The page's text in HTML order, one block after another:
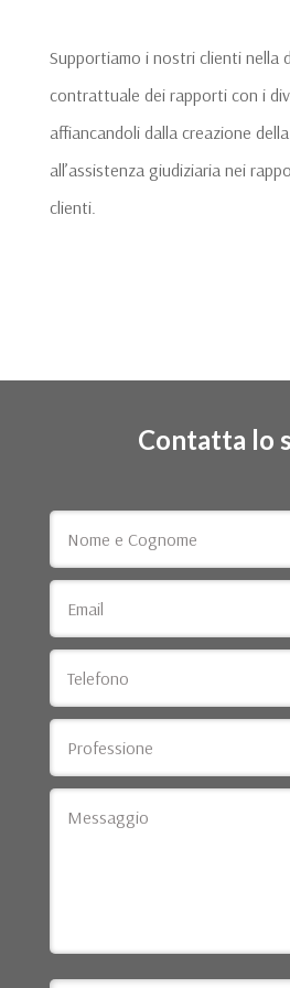
Supportiamo i nostri clienti nella
contrattuale dei rapporti con i
affiancandoli dalla creazione
all’assistenza giudiziaria nei
clienti.
Contatta lo